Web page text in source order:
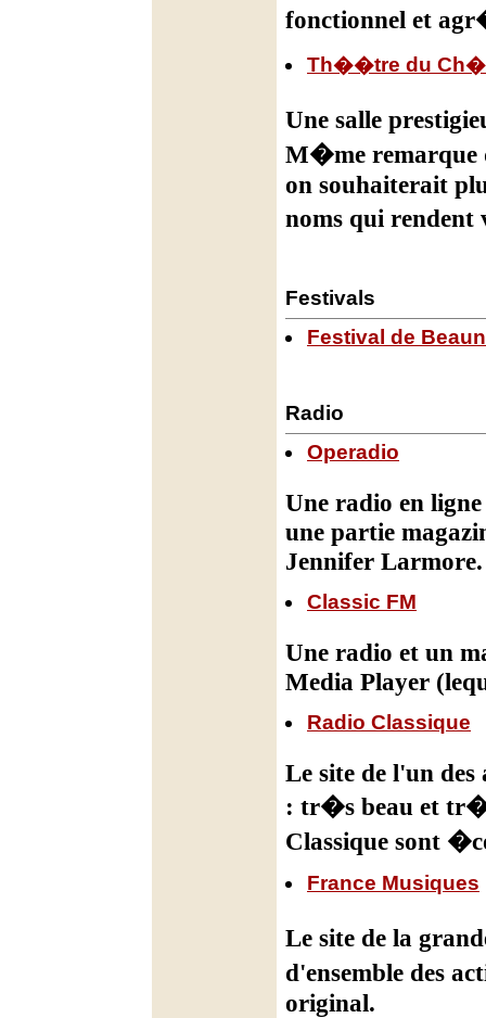
fonctionnel et
Th��tre du
Une salle
M�me remarque
on souhaiterait
noms qui
Festivals
Festival de
Radio
Operadio
Une radio en
une partie
Jennifer Larmore.
Classic FM
Une radio et un
Media Player
Radio Classique
Le site de l'un des
: tr�s beau et
Classique sont
France Musiques
Le site de la
d'ensemble des
original.